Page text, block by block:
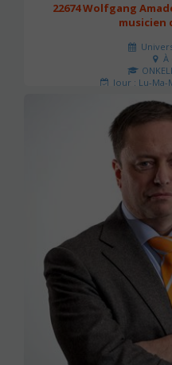
22674 Wolfgang
musicien
À
Jour : Lu-Ma-